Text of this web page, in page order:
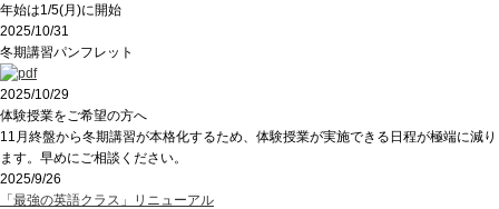
年始は1/5(月)に開始
2025/10/31
冬期講習パンフレット
2025/10/29
体験授業をご希望の方へ
11月終盤から冬期講習が本格化するため、体験授業が実施できる日程が極端に減り
ます。早めにご相談ください。
2025/9/26
「最強の英語クラス」リニューアル